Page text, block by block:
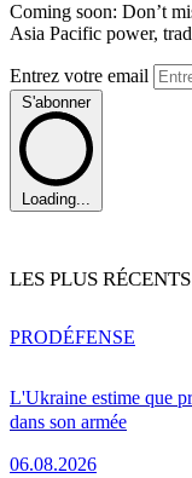
Coming soon: Don’t
Asia Pacific power,
Entrez votre email
S'abonner
Loading...
LES PLUS RÉCENTS
L'Ukraine estime que
dans son armée
06.08.2026
PRODÉFENSE